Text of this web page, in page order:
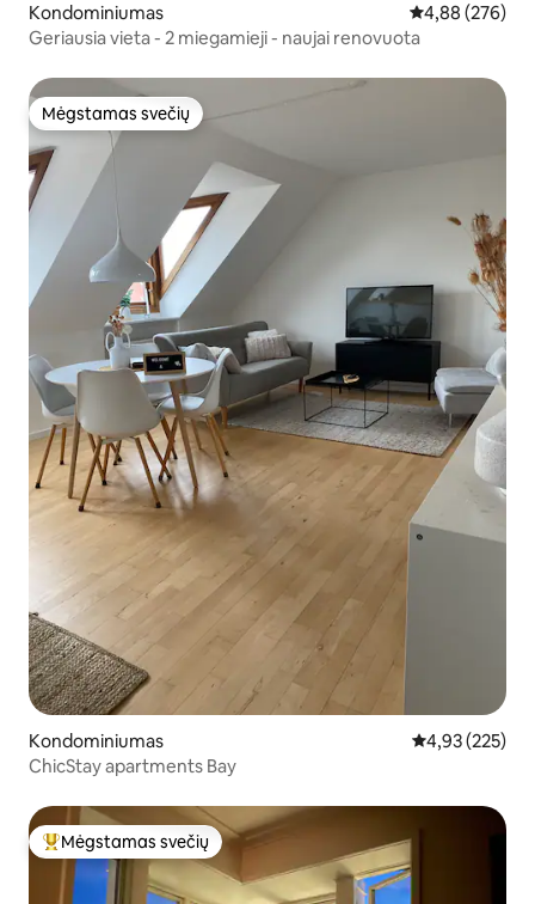
Kondominiumas Vidutinis
4,88 (276)
Geriausia vieta - 2 miegamieji - naujai renovuota
Mėgstamas svečių
Mėgstamas svečių
Kondominiumas Vidutinis
4,93 (225)
ChicStay apartments Bay
Svečių mėgstamiausias
Mėgstamas svečių